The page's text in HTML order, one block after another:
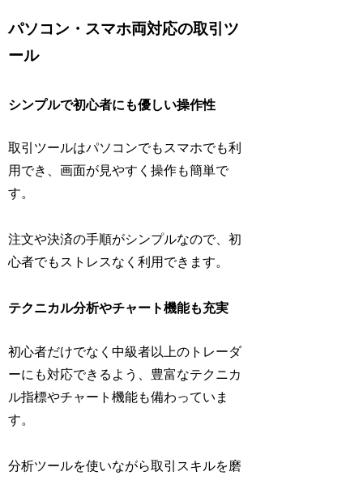
パソコン・スマホ両対応の取引ツ
ール
シンプルで初心者にも優しい操作性
取引ツールはパソコンでもスマホでも利
用でき、画面が見やすく操作も簡単で
す。
注文や決済の手順がシンプルなので、初
心者でもストレスなく利用できます。
テクニカル分析やチャート機能も充実
初心者だけでなく中級者以上のトレーダ
ーにも対応できるよう、豊富なテクニカ
ル指標やチャート機能も備わっていま
す。
分析ツールを使いながら取引スキルを磨